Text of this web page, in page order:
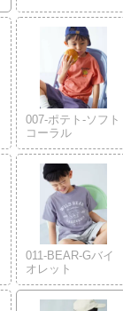
007-ポテト-ソフト
コーラル
011-BEAR-Gバイ
オレット